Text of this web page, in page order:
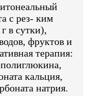
с рез- ким
в сутки),
фруктов и
терапия:
кальция,
натрия.